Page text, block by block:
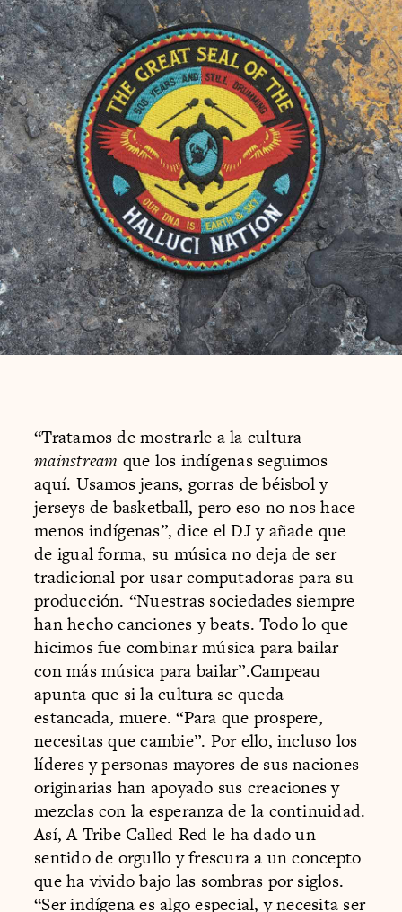
“Tratamos de mostrarle a la cultura
mainstream que los indígenas seguimos
aquí. Usamos jeans, gorras de béisbol y
jerseys de basketball, pero eso no nos hace
menos indígenas”, dice el DJ y añade que
de igual forma, su música no deja de ser
tradicional por usar computadoras para su
producción. “Nuestras sociedades siempre
han hecho canciones y beats. Todo lo que
hicimos fue combinar música para bailar
con más música para bailar”.Campeau
apunta que si la cultura se queda
estancada, muere. “Para que prospere,
necesitas que cambie”. Por ello, incluso los
líderes y personas mayores de sus naciones
originarias han apoyado sus creaciones y
mezclas con la esperanza de la continuidad.
Así, A Tribe Called Red le ha dado un
sentido de orgullo y frescura a un concepto
que ha vivido bajo las sombras por siglos.
“Ser indígena es algo especial, y necesita ser